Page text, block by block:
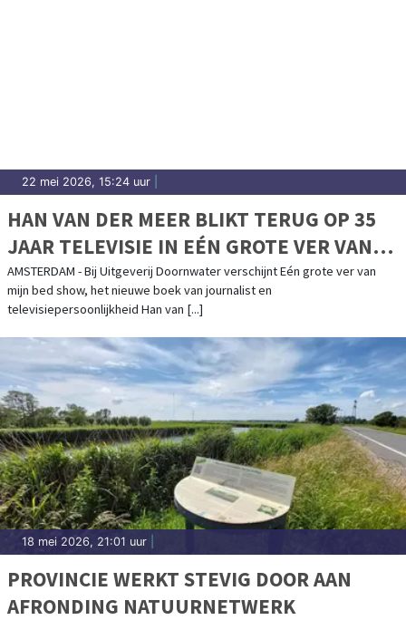
22 mei 2026, 15:24 uur
HAN VAN DER MEER BLIKT TERUG OP 35
JAAR TELEVISIE IN EÉN GROTE VER VAN
MIJN BED SHOW
AMSTERDAM - Bij Uitgeverij Doornwater verschijnt Eén grote ver van
mijn bed show, het nieuwe boek van journalist en
televisiepersoonlijkheid Han van [...]
18 mei 2026, 21:01 uur
PROVINCIE WERKT STEVIG DOOR AAN
AFRONDING NATUURNETWERK